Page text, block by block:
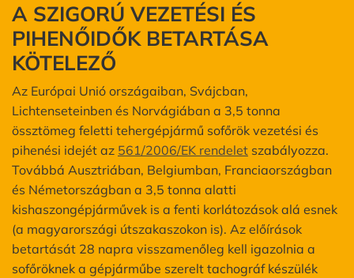
A SZIGORÚ VEZETÉSI ÉS
PIHENŐIDŐK BETARTÁSA
KÖTELEZŐ
Az Európai Unió országaiban, Svájcban,
Lichtenseteinben és Norvágiában a 3,5 tonna
össztömeg feletti tehergépjármű sofőrök vezetési és
pihenési idejét az 561/2006/EK rendelet szabályozza.
Továbbá Ausztriában, Belgiumban, Franciaországban
és Németországban a 3,5 tonna alatti
kishaszongépjárművek is a fenti korlátozások alá esnek
(a magyarországi útszakaszokon is). Az előírások
betartását 28 napra visszamenőleg kell igazolnia a
sofőröknek a gépjárműbe szerelt tachográf készülék